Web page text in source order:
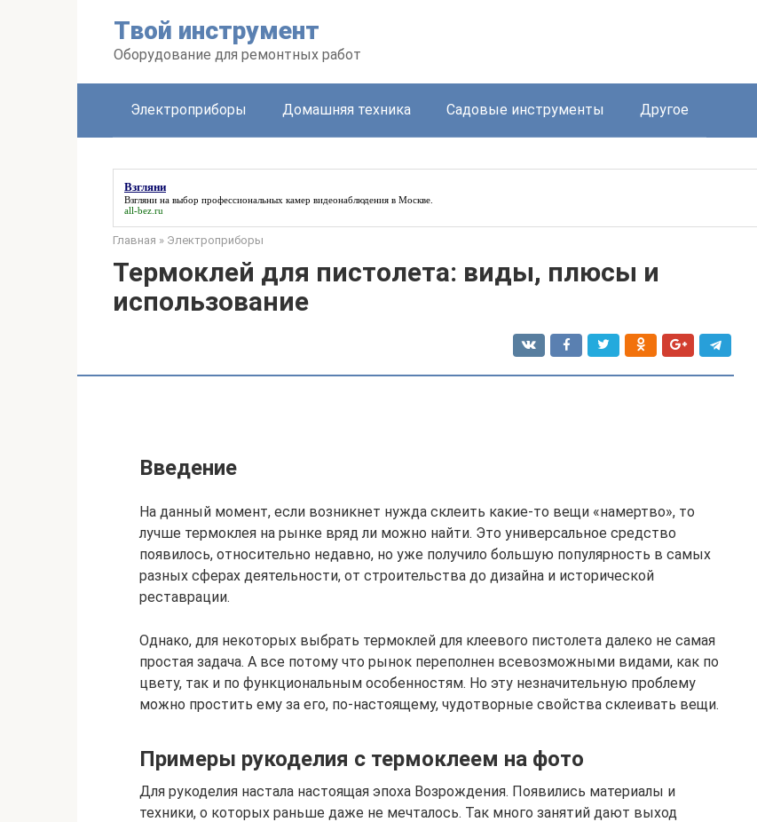
Твой инструмент
Оборудование для ремонтных работ
Электроприборы Домашняя техника Садовые инструменты Другое
Взгляни
Взгляни на выбор профессиональных камер видеонаблюдения в Москве.
all-bez.ru
Главная » Электроприборы
Термоклей для пистолета: виды, плюсы и
использование
Введение
На данный момент, если возникнет нужда склеить какие-то вещи «намертво», то
лучше термоклея на рынке вряд ли можно найти. Это универсальное средство
появилось, относительно недавно, но уже получило большую популярность в самых
разных сферах деятельности, от строительства до дизайна и исторической
реставрации.
Однако, для некоторых выбрать термоклей для клеевого пистолета далеко не самая
простая задача. А все потому что рынок переполнен всевозможными видами, как по
цвету, так и по функциональным особенностям. Но эту незначительную проблему
можно простить ему за его, по-настоящему, чудотворные свойства склеивать вещи.
Примеры рукоделия с термоклеем на фото
Для рукоделия настала настоящая эпоха Возрождения. Появились материалы и
техники, о которых раньше даже не мечталось. Так много занятий дают выход